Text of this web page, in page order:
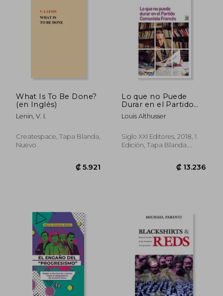
₡ 14.617 ₡
What Is To Be Done?
(en Inglés)
Lenin, V. I.
Createspace, Tapa Blanda,
Nuevo
Lo que no Puede
Durar en el Partido
Comunista Francés
Louis Althusser
Siglo XXI Editores, 2018, 1
Edición, Tapa Blanda,